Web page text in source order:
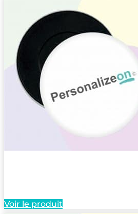
Voir le produit